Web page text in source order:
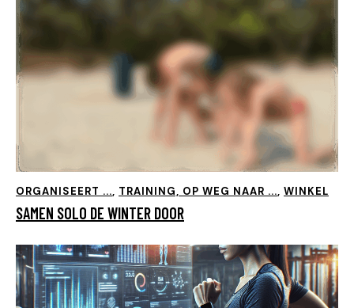
ORGANISEERT ..., TRAINING, OP WEG NAAR ..., WINKEL
SAMEN SOLO DE WINTER DOOR